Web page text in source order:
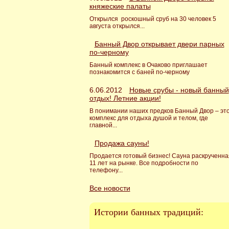
княжеские палаты
Открылся роскошный сруб на 30 человек 5
августа открылся...
Банный Двор открывает двери парных
по-черному
Банный комплекс в Очаково приглашает
познакомится с баней по-черному
6.06.2012
Новые срубы - новый банный
отдых! Летние акции!
В понимании наших предков Банный Двор –
комплекс для отдыха душой и телом, где
главной...
Продажа сауны!
Продается готовый бизнес! Сауна
11 лет на рынке. Все подробности по
телефону...
Все новости
Истории банных традиций: